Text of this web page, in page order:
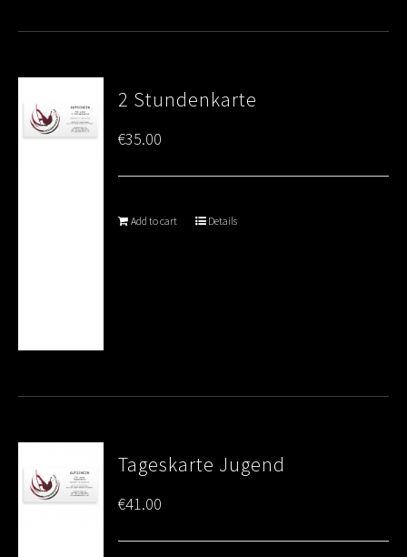
2 Stundenkarte
€35.00
Add to cart Details
Tageskarte Jugend
€41.00